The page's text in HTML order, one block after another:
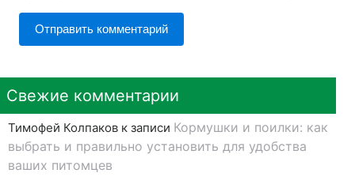
Свежие комментарии
Тимофей Колпаков к записи Кормушки и поилки: как
выбрать и правильно установить для удобства
ваших питомцев